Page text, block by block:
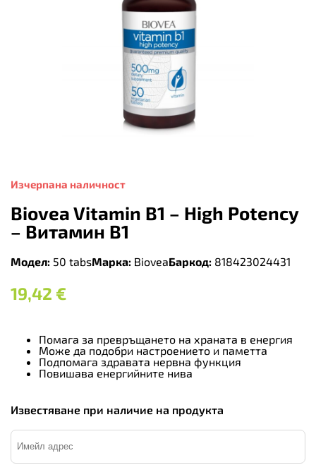
Изчерпана наличност
Biovea Vitamin B1 – High Potency
– Витамин B1
Модел: 50 tabsМарка: BioveaБаркод: 818423024431
19,42 €
Помага за превръщането на храната в енергия
Може да подобри настроението и паметта
Подпомага здравата нервна функция
Повишава енергийните нива
Известяване при наличие на продукта